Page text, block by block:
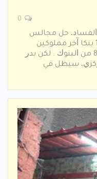
ﺍﻟﻔﺴﺎﺩ، ﺣﻞ ﻣﺠﺎﻟﺲ
ﺇﺩﺍﺭﺍﺕ ﺍﻟﺒﻨﻚ ﺍﻟﻤﺮﻛﺰﻱ ﺍﻟﺴﻮﺩﺍﻧﻲ ﻭ 11 ﺑﻨﻜﺎ ﺁﺧﺮ ﻣﻤﻠﻮﻛﻴﻦ
ﻟﻠﺪﻭﻟﺔ . ﻭﺃﻗﺎﻟﺖ ﺍﻟﻠﺠﻨﺔ ﺃﻳﻀﺎ ﻣﺪﺭﺍﺀ 8 ﻣﻦ ﺍﻟﺒﻨﻮﻙ . ﻟﻜﻦ ﺑﺪﺭ
ﺳﻴﻈﻞ ﻓﻲ